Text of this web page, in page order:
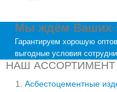
Мы ждём Ваших
Гарантируем хорошую
выгодные условия
НАШ АССОРТИМЕНТ
Асбестоцементные